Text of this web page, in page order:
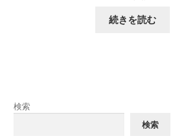
続きを読む
検索
検索